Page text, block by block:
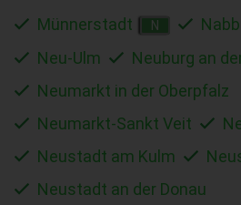
Münnerstadt
N
Neu-Ulm
Neuburg an
Neumarkt in der Oberpfalz
Neumarkt-Sankt Veit
Neustadt am Kulm
Neustadt an der Donau